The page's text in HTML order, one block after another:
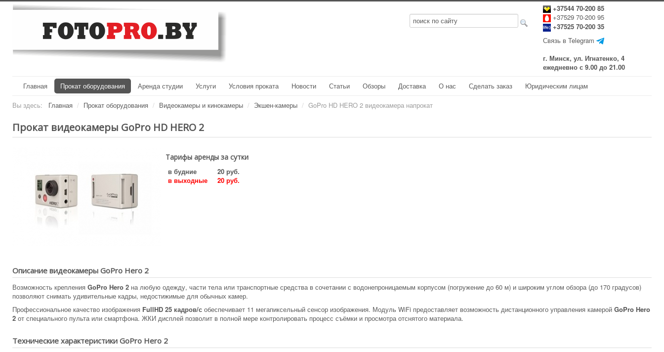
+37544 70-200 85
+37529 70-200 95
+37525 70-200 35
Связь в Telegram
г. Минск, ул. Игнатенко, 4
ежедневно с 9.00 до 21.00
Главная
Прокат оборудования Аренда студии Услуги Условия проката Новости Статьи Обзоры Доставка О нас Сделать заказ Юридическим лицам
Вы здесь: Главная / Прокат оборудования / Видеокамеры и кинокамеры / Экшен-камеры / GoPro HD HERO 2 видеокамера напрокат
Прокат видеокамеры GoPro HD HERO 2
Тарифы аренды за сутки
в будние
20 руб.
в выходные
20 руб.
Описание видеокамеры GoPro Hero 2
Возможность крепления GoPro Hero 2 на любую одежду, части тела или транспортные средства в сочетании с водонепроницаемым корпусом (погружение до 60 м) и широким углом обзора (до 170 градусов)
позволяют снимать удивительные кадры, недостижимые для обычных камер.
Профессиональное качество изображения FullHD 25 кадров/с обеспечивает 11 мегапиксельный сенсор изображения. Модуль WiFi предоставляет возможность дистанционного управления камерой GoPro Hero
2 от специального пульта или смартфона. ЖКИ дисплей позволит в полной мере контролировать процесс съёмки и просмотра отснятого материала.
Технические характеристики GoPro Hero 2